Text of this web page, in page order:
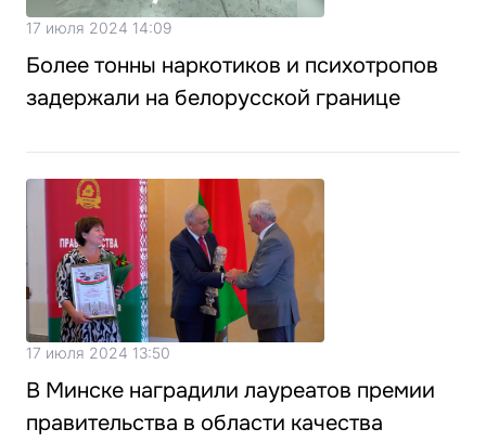
17 июля 2024 14:09
Более тонны наркотиков и психотропов
задержали на белорусской границе
17 июля 2024 13:50
В Минске наградили лауреатов премии
правительства в области качества